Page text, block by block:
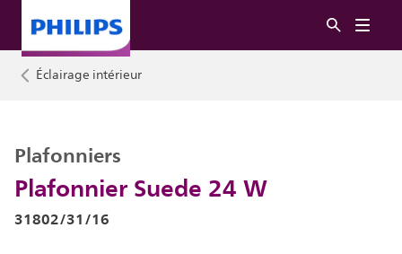
Éclairage intérieur
Plafonnier Suede 24 W
Plafonniers
31802/31/16